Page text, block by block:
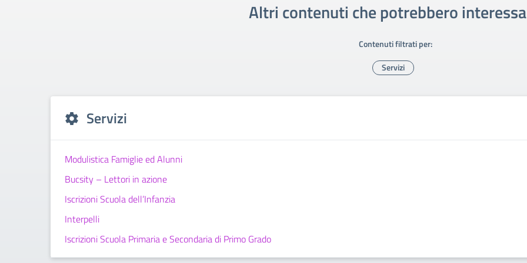
Altri contenuti che potrebbero
Contenuti filtrati per:
Servizi
Servizi
Modulistica Famiglie ed Alunni
Bucsity – Lettori in azione
Iscrizioni Scuola dell’Infanzia
Interpelli
Iscrizioni Scuola Primaria e Secondaria di Primo Grado